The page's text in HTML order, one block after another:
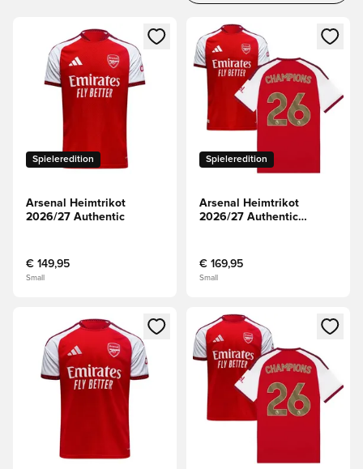
Öffnet ein Fenster zum Anmelden oder Registrieren als
Spieleredition
Arsenal Heimtrikot
2026/27 Authentic
€ 149,95
Small
Öffnet ein Fenster zum
Spieleredition
Arsenal Heimtrikot
2026/27 Authentic
€ 169,95
Small
Öffnet ein Fenster zum Anmelden oder Registrieren als
Öffnet ein Fenster zum